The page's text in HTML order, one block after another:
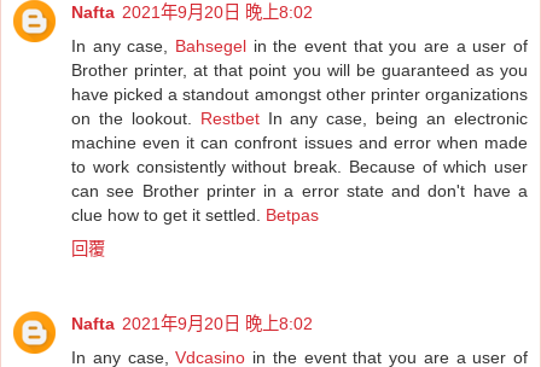
Nafta 2021年9月20日 晚上8:02
In any case, Bahsegel in the event that you are a user of
Brother printer, at that point you will be guaranteed as you
have picked a standout amongst other printer organizations
on the lookout. RestbetIn any case, being an electronic
machine even it can confront issues and error when made
to work consistently without break. Because of which user
can see Brother printer in a error state and don't have a
clue how to get it settled. Betpas
回覆
Nafta 2021年9月20日 晚上8:02
In any case,Vdcasino in the event that you are a user of